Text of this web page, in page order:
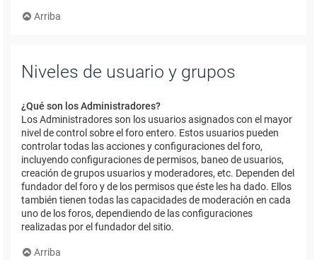
Arriba
Niveles de usuario y grupos
¿Qué son los Administradores?
Los Administradores son los usuarios asignados con el mayor
nivel de control sobre el foro entero. Estos usuarios pueden
controlar todas las acciones y configuraciones del foro,
incluyendo configuraciones de permisos, baneo de usuarios,
creación de grupos usuarios y moderadores, etc. Dependen del
fundador del foro y de los permisos que éste les ha dado. Ellos
también tienen todas las capacidades de moderación en cada
uno de los foros, dependiendo de las configuraciones
realizadas por el fundador del sitio.
Arriba